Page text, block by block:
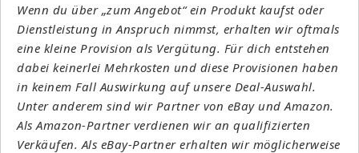
Wenn du über „zum Angebot“ ein Produkt kaufst oder
Dienstleistung in Anspruch nimmst, erhalten wir oftmals
eine kleine Provision als Vergütung. Für dich entstehen
dabei keinerlei Mehrkosten und diese Provisionen haben
in keinem Fall Auswirkung auf unsere Deal-Auswahl.
Unter anderem sind wir Partner von eBay und Amazon.
Als Amazon-Partner verdienen wir an qualifizierten
Verkäufen. Als eBay-Partner erhalten wir möglicherweise